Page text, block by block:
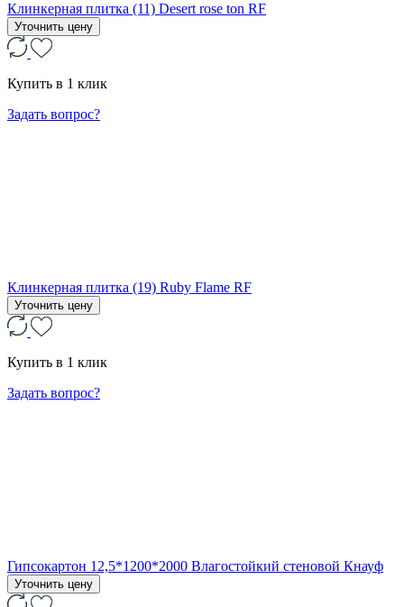
Клинкерная плитка (11) Desert rose ton RF
Уточнить цену
Купить в 1 клик
Задать вопрос?
Клинкерная плитка (19) Ruby Flame RF
Уточнить цену
Купить в 1 клик
Задать вопрос?
Гипсокартон 12,5*1200*2000 Влагостойкий стеновой Кнауф
Уточнить цену